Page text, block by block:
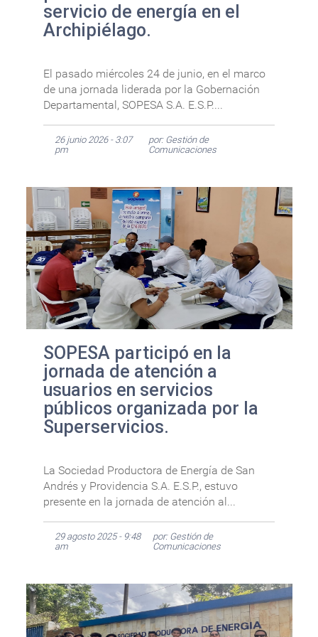
servicio de energía en el
Archipiélago.
El pasado miércoles 24 de junio, en el marco
de una jornada liderada por la Gobernación
Departamental, SOPESA S.A. E.S.P....
26 junio 2026 - 3:07
pm
por: Gestión de
Comunicaciones
SOPESA participó en la
jornada de atención a
usuarios en servicios
públicos organizada por la
Superservicios.
La Sociedad Productora de Energía de San
Andrés y Providencia S.A. E.S.P., estuvo
presente en la jornada de atención al...
29 agosto 2025 - 9:48
am
por: Gestión de
Comunicaciones